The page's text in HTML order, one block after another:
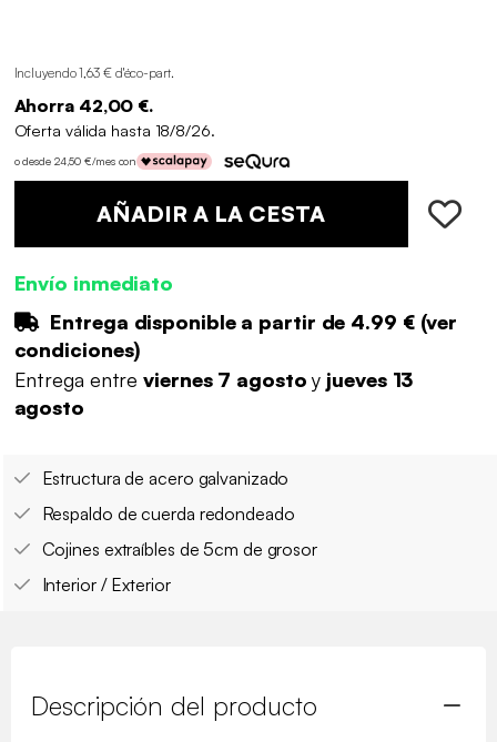
Incluyendo 1,63 € d'éco-part.
Ahorra 42,00 €.
Oferta válida hasta 18/8/26.
o desde 24,50 €/mes con
AÑADIR A LA CESTA
Envío inmediato
Entrega disponible a partir de 4.99 €(ver
condiciones)
Entrega entreviernes 7 agostoy jueves 13
agosto
Estructura de acero galvanizado
Respaldo de cuerda redondeado
Cojines extraíbles de 5cm de grosor
Interior / Exterior
Descripción del producto